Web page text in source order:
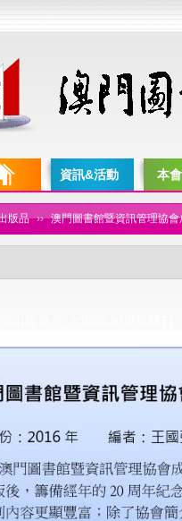
資訊&活動 本
版品 ›› 澳門圖書館暨資訊管理協